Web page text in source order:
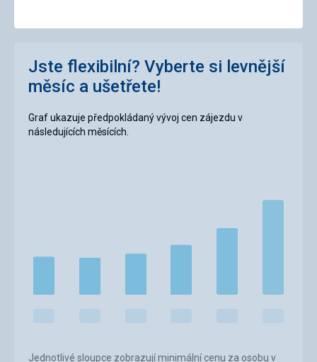
Jste flexibilní? Vyberte si levnější
měsíc a ušetřete!
Graf ukazuje předpokládaný vývoj cen zájezdu v
následujících měsících.
Jednotlivé sloupce zobrazují minimální cenu za osobu v